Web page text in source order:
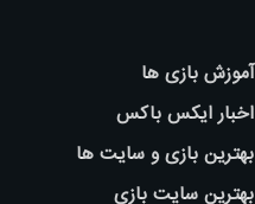
آموزش بازی ها
اخبار ایکس باکس
بهترین بازی و سایت ها
بهترین سایت بازی